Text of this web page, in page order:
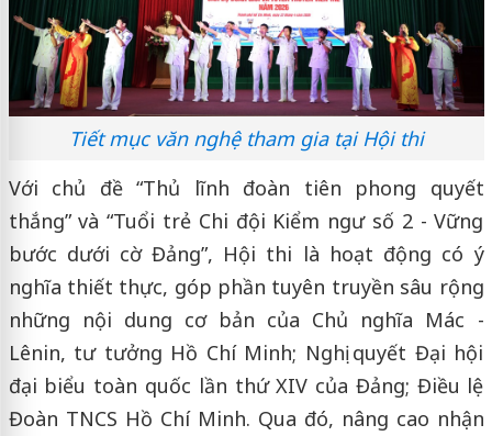
Tiết mục văn nghệ tham gia tại Hội thi
Với chủ đề “Thủ lĩnh đoàn tiên phong quyết
thắng” và “Tuổi trẻ Chi đội Kiểm ngư số 2 - Vững
bước dưới cờ Đảng”, Hội thi là hoạt động có ý
nghĩa thiết thực, góp phần tuyên truyền sâu rộng
những nội dung cơ bản của Chủ nghĩa Mác -
Lênin, tư tưởng Hồ Chí Minh; Nghị quyết Đại hội
đại biểu toàn quốc lần thứ XIV của Đảng; Điều lệ
Đoàn TNCS Hồ Chí Minh. Qua đó, nâng cao nhận